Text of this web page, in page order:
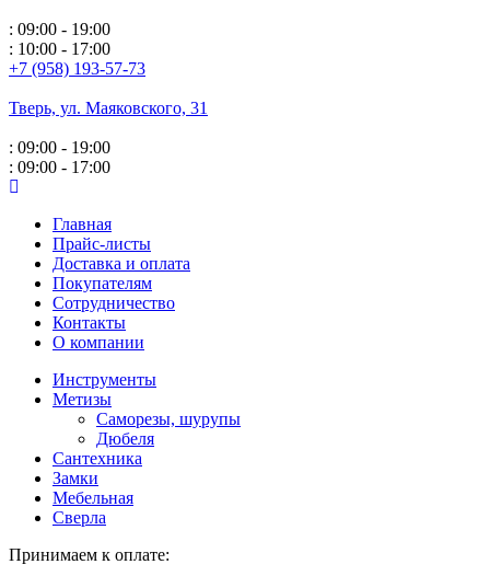
: 09:00 - 19:00
: 10:00 - 17:00
+7 (958) 193-57-73
Тверь, ул. Маяковского, 31
: 09:00 - 19:00
: 09:00 - 17:00
Главная
Прайс-листы
Доставка и оплата
Покупателям
Сотрудничество
Контакты
О компании
Инструменты
Метизы
Саморезы, шурупы
Дюбеля
Сантехника
Замки
Мебельная
Сверла
Принимаем к оплате: